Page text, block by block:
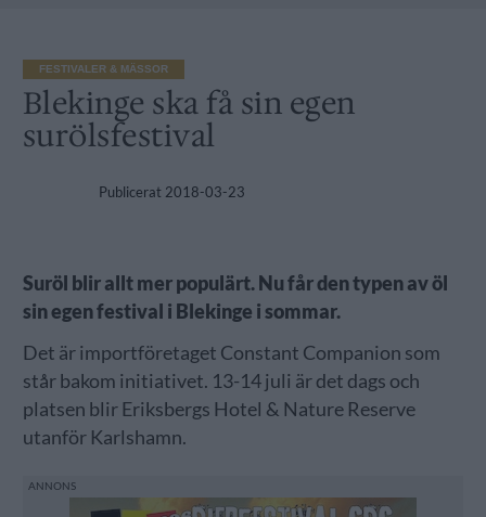
FESTIVALER & MÄSSOR
Blekinge ska få sin egen
surölsfestival
Publicerat 2018-03-23
Suröl blir allt mer populärt. Nu får den typen av öl
sin egen festival i Blekinge i sommar.
Det är importföretaget Constant Companion som
står bakom initiativet. 13-14 juli är det dags och
platsen blir Eriksbergs Hotel & Nature Reserve
utanför Karlshamn.